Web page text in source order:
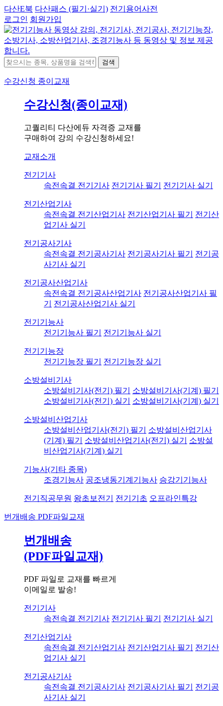
다산E북 다산패스 (필기·실기) 전기용어사전
로그인 회원가입
검색
수강신청 종이교재
수강신청(종이교재)
고퀄리티 다산에듀 자격증 교재를
구매하여 강의 수강신청하세요!
교재소개
전기기사
속전속결 전기기사 전기기사 필기 전기기사 실기
전기산업기사
속전속결 전기산업기사 전기산업기사 필기
전기산
업기사 실기
전기공사기사
속전속결 전기공사기사 전기공사기사 필기
전기공
사기사 실기
전기공사산업기사
속전속결 전기공사산업기사 전기공사산업기사 필
기
전기공사산업기사 실기
전기기능사
전기기능사 필기
전기기능사 실기
전기기능장
전기기능장 필기
전기기능장 실기
소방설비기사
소방설비기사(전기) 필기
소방설비기사(기계) 필기
소방설비기사(전기) 실기
소방설비기사(기계) 실기
소방설비산업기사
소방설비산업기사(전기) 필기
소방설비산업기사
(기계) 필기
소방설비산업기사(전기) 실기
소방설
비산업기사(기계) 실기
기능사(기타 종목)
조경기능사 공조냉동기계기능사 승강기기능사
전기직공무원 왕초보전기 전기기초 오프라인특강
번개배송 PDF파일교재
번개배송
(PDF파일교재)
PDF 파일로 교재를 빠르게
이메일로 발송!
전기기사
속전속결 전기기사 전기기사 필기 전기기사 실기
전기산업기사
속전속결 전기산업기사 전기산업기사 필기
전기산
업기사 실기
전기공사기사
속전속결 전기공사기사 전기공사기사 필기
전기공
사기사 실기